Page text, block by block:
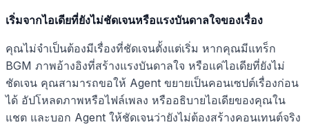
เริ่มจากไอเดียที่ยังไม่ชัดเจนหรือแรงบันดาลใจของเรื่อง
คุณไม่จำเป็นต้องมีเรื่องที่ชัดเจนตั้งแต่เริ่ม หากคุณมีแทร็ก
BGM ภาพอ้างอิงที่สร้างแรงบันดาลใจ หรือแค่ไอเดียที่ยังไม่
ชัดเจน คุณสามารถขอให้ Agent ขยายเป็นคอนเซปต์เรื่องก่อน
ได้ อัปโหลดภาพหรือไฟล์เพลง หรืออธิบายไอเดียของคุณใน
แชต และบอก Agent ให้ชัดเจนว่ายังไม่ต้องสร้างคอนเทนต์จริง